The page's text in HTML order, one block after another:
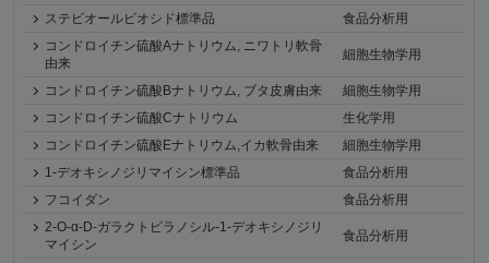
ステビオールビオシド標準品
食品分析用
コンドロイチン硫酸Aナトリウム, ニワトリ軟骨
由来
細胞生物学用
コンドロイチン硫酸Bナトリウム, ブタ皮膚由来
細胞生物学用
コンドロイチン硫酸Cナトリウム
生化学用
コンドロイチン硫酸Eナトリウム,イカ軟骨由来
細胞生物学用
1-デオキシノジリマイシン標準品
食品分析用
フコイダン
食品分析用
2-O-α-D-ガラクトピラノシル-1-デオキシノジリ
マイシン
食品分析用